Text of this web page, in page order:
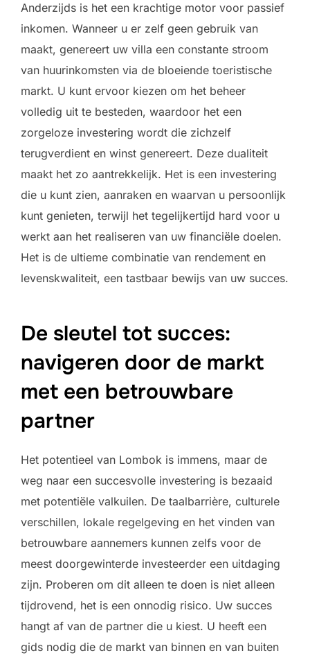
Anderzijds is het een krachtige motor voor passief
inkomen. Wanneer u er zelf geen gebruik van
maakt, genereert uw villa een constante stroom
van huurinkomsten via de bloeiende toeristische
markt. U kunt ervoor kiezen om het beheer
volledig uit te besteden, waardoor het een
zorgeloze investering wordt die zichzelf
terugverdient en winst genereert. Deze dualiteit
maakt het zo aantrekkelijk. Het is een investering
die u kunt zien, aanraken en waarvan u persoonlijk
kunt genieten, terwijl het tegelijkertijd hard voor u
werkt aan het realiseren van uw financiële doelen.
Het is de ultieme combinatie van rendement en
levenskwaliteit, een tastbaar bewijs van uw succes.
De sleutel tot succes:
navigeren door de markt
met een betrouwbare
partner
Het potentieel van Lombok is immens, maar de
weg naar een succesvolle investering is bezaaid
met potentiële valkuilen. De taalbarrière, culturele
verschillen, lokale regelgeving en het vinden van
betrouwbare aannemers kunnen zelfs voor de
meest doorgewinterde investeerder een uitdaging
zijn. Proberen om dit alleen te doen is niet alleen
tijdrovend, het is een onnodig risico. Uw succes
hangt af van de partner die u kiest. U heeft een
gids nodig die de markt van binnen en van buiten